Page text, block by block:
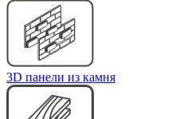
3D панели из камня